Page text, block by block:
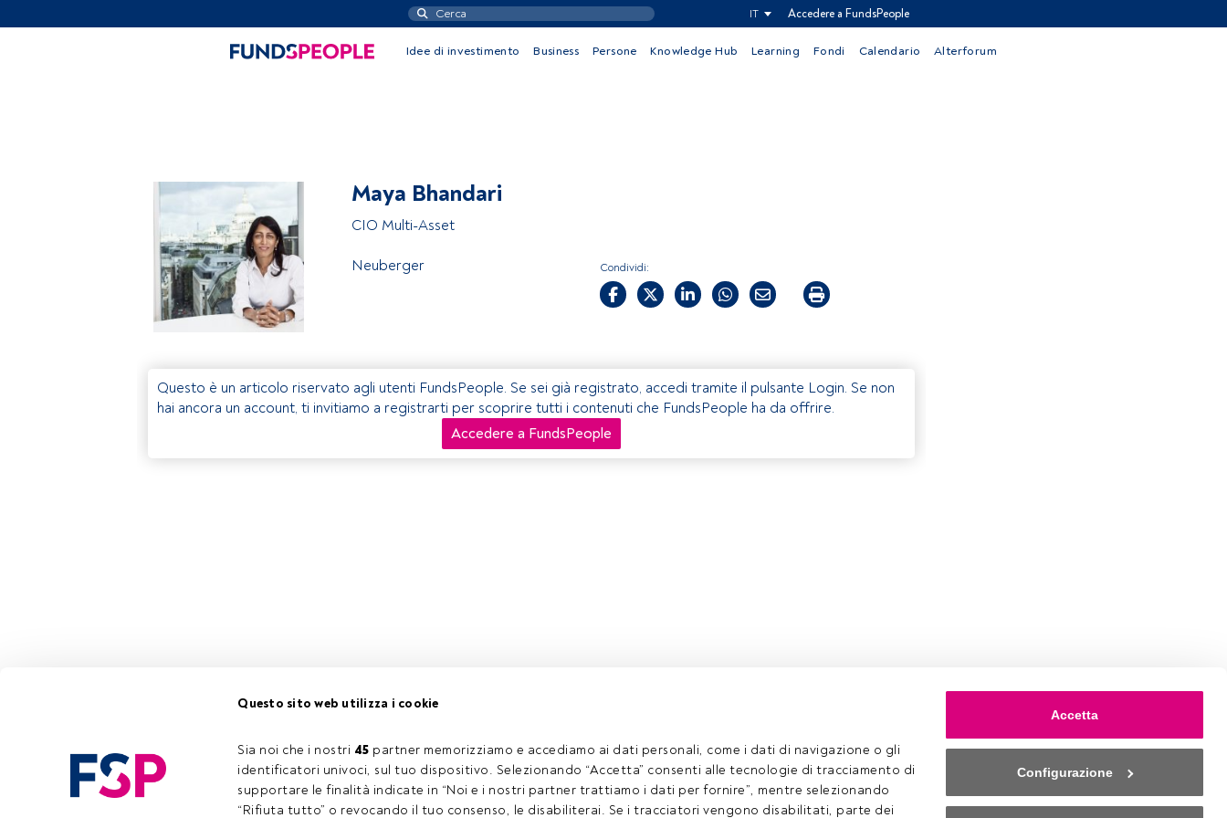
Questo sito web utilizza i cookie
Sia noi che i nostri 45 partner memorizziamo e accediamo ai dati personali, come i dati di navigazione o gli
identificatori univoci, sul tuo dispositivo. Selezionando “Accetta” consenti alle tecnologie di tracciamento di
supportare le finalità indicate in “Noi e i nostri partner trattiamo i dati per fornire”, mentre selezionando
“Rifiuta tutto” o revocando il tuo consenso, le disabiliterai. Se i tracciatori vengono disabilitati, parte dei
Accetta
Configurazione
IT Accedere a FundsPeople
Idee di investimento Business Persone Knowledge Hub Learning Fondi Calendario Alterforum
Maya Bhandari
CIO Multi-Asset
Neuberger Condividi:
Questo è un articolo riservato agli utenti FundsPeople. Se sei già registrato, accedi tramite il pulsante Login. Se non
hai ancora un account, ti invitiamo a registrarti per scoprire tutti i contenuti che FundsPeople ha da offrire.
Accedere a FundsPeople